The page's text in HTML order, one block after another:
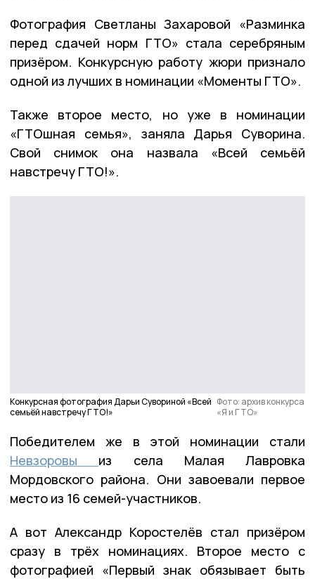
Фотография Светланы Захаровой «Разминка
перед сдачей норм ГТО» стала серебряным
призёром. Конкурсную работу жюри признало
одной из лучших в номинации «Моменты ГТО».
Также второе место, но уже в номинации
«ГТОшная семья», заняла Дарья Суворина.
Свой снимок она назвала «Всей семьёй
навстречу ГТО!».
Конкурсная фотография Дарьи Сувориной «Всей
семьёй навстречу ГТО!»
Фото: архив конкурса
«Я и ГТО»
Победителем же в этой номинации стали
Невзоровы из села Малая Лавровка
Мордовского района. Они завоевали первое
место из 16 семей-участников.
А вот Александр Коростелёв стал призёром
сразу в трёх номинациях. Второе место с
фотографией «Первый знак обязывает быть